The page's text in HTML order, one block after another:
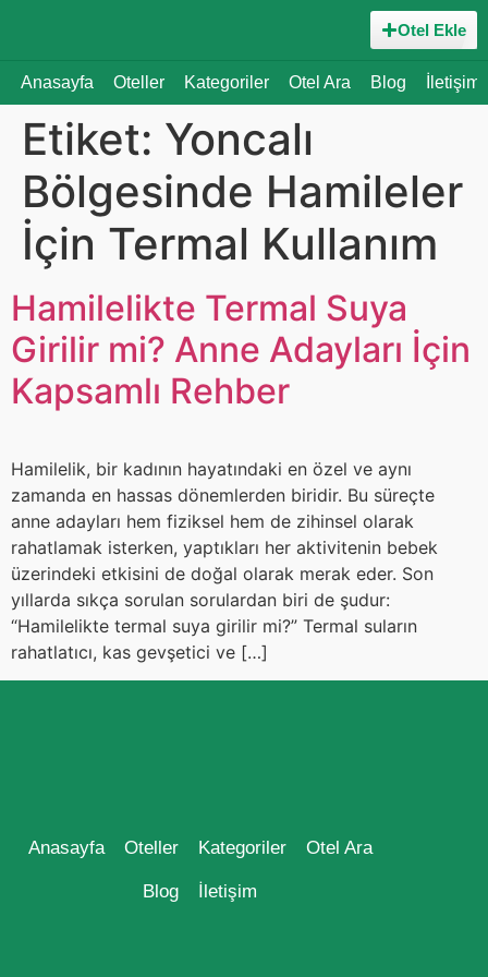
Otel Ekle
Anasayfa Oteller Kategoriler Otel Ara Blog İletişim
Etiket: Yoncalı
Bölgesinde Hamileler
İçin Termal Kullanım
Hamilelikte Termal Suya
Girilir mi? Anne Adayları İçin
Kapsamlı Rehber
Hamilelik, bir kadının hayatındaki en özel ve aynı
zamanda en hassas dönemlerden biridir. Bu süreçte
anne adayları hem fiziksel hem de zihinsel olarak
rahatlamak isterken, yaptıkları her aktivitenin bebek
üzerindeki etkisini de doğal olarak merak eder. Son
yıllarda sıkça sorulan sorulardan biri de şudur:
“Hamilelikte termal suya girilir mi?” Termal suların
rahatlatıcı, kas gevşetici ve […]
Anasayfa Oteller Kategoriler Otel Ara
Blog İletişim